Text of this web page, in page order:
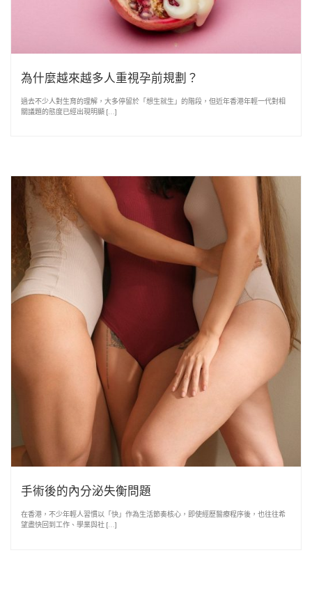
為什麼越來越多人重視孕前規劃？
過去不少人對生育的理解，大多停留於「想生就生」的階段，但近年香港年輕一代對相
關議題的態度已經出現明顯 […]
手術後的內分泌失衡問題
在香港，不少年輕人習慣以「快」作為生活節奏核心，即使經歷醫療程序後，也往往希
望盡快回到工作、學業與社 […]